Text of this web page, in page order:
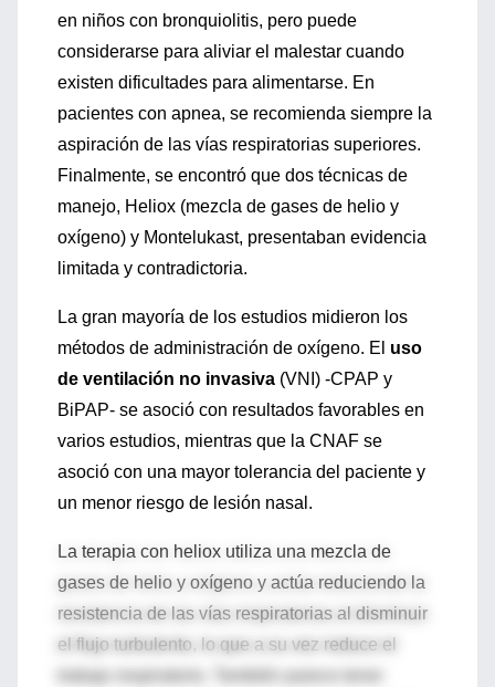
en niños con bronquiolitis, pero puede
considerarse para aliviar el malestar cuando
existen dificultades para alimentarse. En
pacientes con apnea, se recomienda siempre la
aspiración de las vías respiratorias superiores.
Finalmente, se encontró que dos técnicas de
manejo, Heliox (mezcla de gases de helio y
oxígeno) y Montelukast, presentaban evidencia
limitada y contradictoria.
La gran mayoría de los estudios midieron los
métodos de administración de oxígeno. El uso
de ventilación no invasiva (VNI) -CPAP y
BiPAP- se asoció con resultados favorables en
varios estudios, mientras que la CNAF se
asoció con una mayor tolerancia del paciente y
un menor riesgo de lesión nasal.
La terapia con heliox utiliza una mezcla de
gases de helio y oxígeno y actúa reduciendo la
resistencia de las vías respiratorias al disminuir
el flujo turbulento, lo que a su vez reduce el